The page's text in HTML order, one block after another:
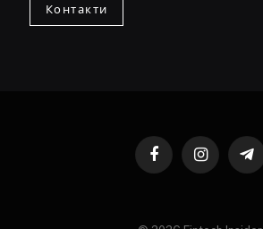
Контакти
FacebookInstagram